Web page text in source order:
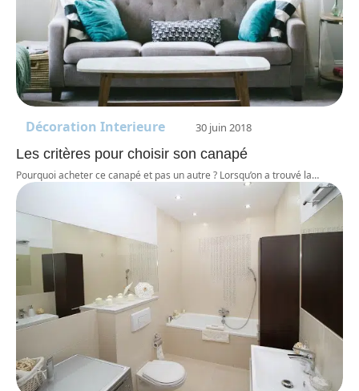
Décoration Interieure 30 juin 2018
Les critères pour choisir son canapé
Pourquoi acheter ce canapé et pas un autre ? Lorsqu’on a trouvé la…